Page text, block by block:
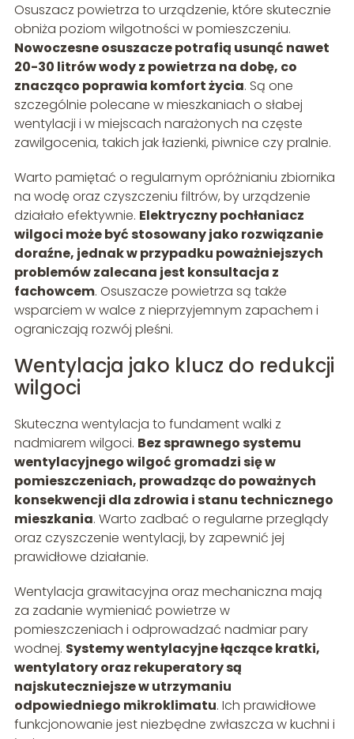
Osuszacz powietrza to urządzenie, które skutecznie
obniża poziom wilgotności w pomieszczeniu.
Nowoczesne osuszacze potrafią usunąć nawet
20-30 litrów wody z powietrza na dobę, co
znacząco poprawia komfort życia. Są one
szczególnie polecane w mieszkaniach o słabej
wentylacji i w miejscach narażonych na częste
zawilgocenia, takich jak łazienki, piwnice czy pralnie.
Warto pamiętać o regularnym opróżnianiu zbiornika
na wodę oraz czyszczeniu filtrów, by urządzenie
działało efektywnie. Elektryczny pochłaniacz
wilgoci może być stosowany jako rozwiązanie
doraźne, jednak w przypadku poważniejszych
problemów zalecana jest konsultacja z
fachowcem. Osuszacze powietrza są także
wsparciem w walce z nieprzyjemnym zapachem i
ograniczają rozwój pleśni.
Wentylacja jako klucz do redukcji
wilgoci
Skuteczna wentylacja to fundament walki z
nadmiarem wilgoci. Bez sprawnego systemu
wentylacyjnego wilgoć gromadzi się w
pomieszczeniach, prowadząc do poważnych
konsekwencji dla zdrowia i stanu technicznego
mieszkania. Warto zadbać o regularne przeglądy
oraz czyszczenie wentylacji, by zapewnić jej
prawidłowe działanie.
Wentylacja grawitacyjna oraz mechaniczna mają
za zadanie wymieniać powietrze w
pomieszczeniach i odprowadzać nadmiar pary
wodnej. Systemy wentylacyjne łączące kratki,
wentylatory oraz rekuperatory są
najskuteczniejsze w utrzymaniu
odpowiedniego mikroklimatu. Ich prawidłowe
funkcjonowanie jest niezbędne zwłaszcza w kuchni i